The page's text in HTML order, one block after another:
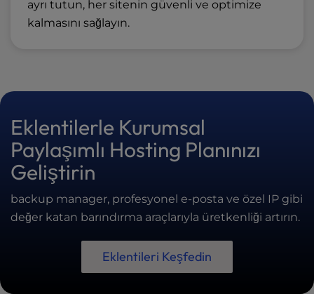
ayrı tutun, her sitenin güvenli ve optimize
kalmasını sağlayın.
Eklentilerle Kurumsal
Paylaşımlı Hosting Planınızı
Geliştirin
backup manager, profesyonel e-posta ve özel IP gibi
değer katan barındırma araçlarıyla üretkenliği artırın.
Eklentileri Keşfedin